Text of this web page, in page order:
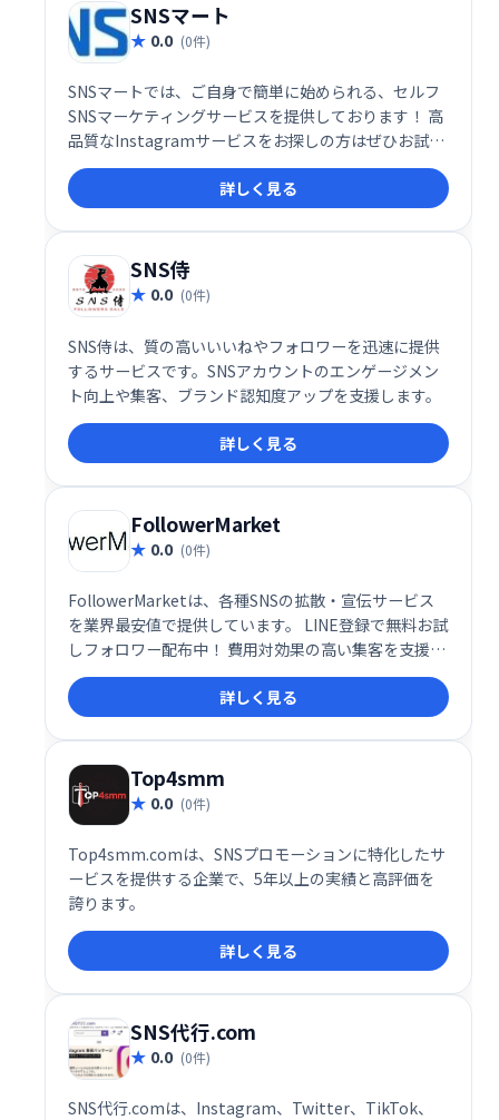
SNSマート
0.0 (0件)
SNSマートでは、ご自身で簡単に始められる、セルフ
SNSマーケティングサービスを提供しております！ 高
品質なInstagramサービスをお探しの方はぜひお試し
ください！
詳しく見る
SNS侍
0.0 (0件)
SNS侍は、質の高いいいねやフォロワーを迅速に提供
するサービスです。SNSアカウントのエンゲージメン
ト向上や集客、ブランド認知度アップを支援します。
詳しく見る
FollowerMarket
0.0 (0件)
FollowerMarketは、各種SNSの拡散・宣伝サービス
を業界最安値で提供しています。 LINE登録で無料お試
しフォロワー配布中！ 費用対効果の高い集客を支援
し、SNSマーケティングを強力にサポートします。 ア
カウントの認知度向上やエンゲージメント率アップを
目指したい方におすすめです。
詳しく見る
Top4smm
0.0 (0件)
Top4smm.comは、SNSプロモーションに特化したサ
ービスを提供する企業で、5年以上の実績と高評価を
誇ります。
詳しく見る
SNS代行.com
0.0 (0件)
SNS代行.comは、Instagram、Twitter、TikTok、